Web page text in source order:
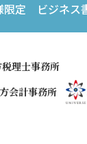
理士事務所
会計事務所
限定 ビジネス